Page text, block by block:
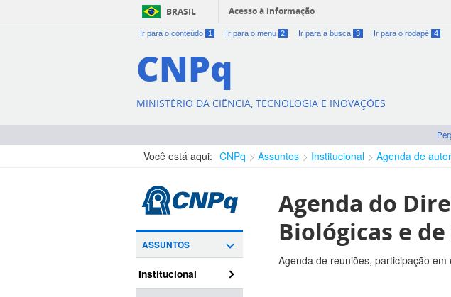
BRASIL Acesso à informação
Ir para o conteúdo 1 Ir para o menu 2 Ir para a busca 3 Ir para o rodapé 4
CNPq
MINISTÉRIO DA CIÊNCIA, TECNOLOGIA E INOVAÇÕES
Você está aqui: CNPq Assuntos Institucional Agenda de
ASSUNTOS
Institucional
Agenda do
Biológicas e de
Agenda de reuniões, participação